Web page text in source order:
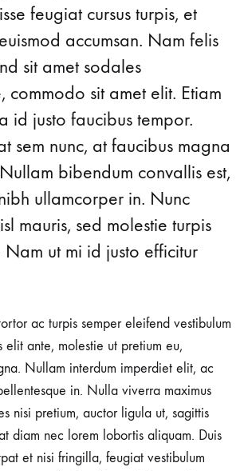
feugiat cursus turpis, et
accumsan. Nam felis
sit amet sodales
commodo sit amet elit. Etiam
id justo faucibus tempor.
sem nunc, at faucibus magna
bibendum convallis est,
ullamcorper in. Nunc
mauris, sed molestie turpis
Nam ut mi id justo efficitur
ac turpis semper eleifend vestibulum
elit ante, molestie ut pretium eu,
Nullam interdum imperdiet elit, ac
in. Nulla viverra maximus
nisi pretium, auctor ligula ut, sagittis
diam nec lorem lobortis aliquam. Duis
et nisi fringilla, feugiat vestibulum